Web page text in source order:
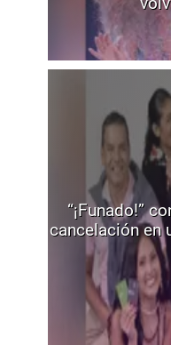
“¡Funado!”
cancelación en